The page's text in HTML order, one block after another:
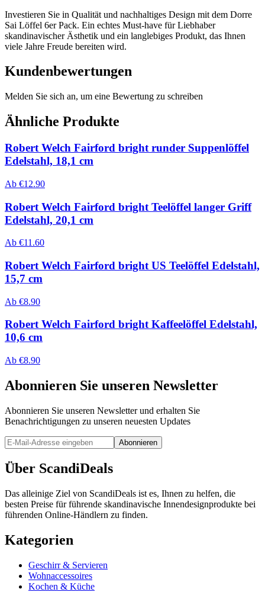
Investieren Sie in Qualität und nachhaltiges Design mit dem Dorre
Sai Löffel 6er Pack. Ein echtes Must-have für Liebhaber
skandinavischer Ästhetik und ein langlebiges Produkt, das Ihnen
viele Jahre Freude bereiten wird.
Kundenbewertungen
Melden Sie sich an, um eine Bewertung zu schreiben
Ähnliche Produkte
Robert Welch Fairford bright runder Suppenlöffel
Edelstahl, 18,1 cm
Ab €12.90
Robert Welch Fairford bright Teelöffel langer Griff
Edelstahl, 20,1 cm
Ab €11.60
Robert Welch Fairford bright US Teelöffel Edelstahl,
15,7 cm
Ab €8.90
Robert Welch Fairford bright Kaffeelöffel Edelstahl,
10,6 cm
Ab €8.90
Abonnieren Sie unseren Newsletter
Abonnieren Sie unseren Newsletter und erhalten Sie
Benachrichtigungen zu unseren neuesten Updates
Abonnieren
Über ScandiDeals
Das alleinige Ziel von ScandiDeals ist es, Ihnen zu helfen, die
besten Preise für führende skandinavische Innendesignprodukte bei
führenden Online-Händlern zu finden.
Kategorien
Geschirr & Servieren
Wohnaccessoires
Kochen & Küche